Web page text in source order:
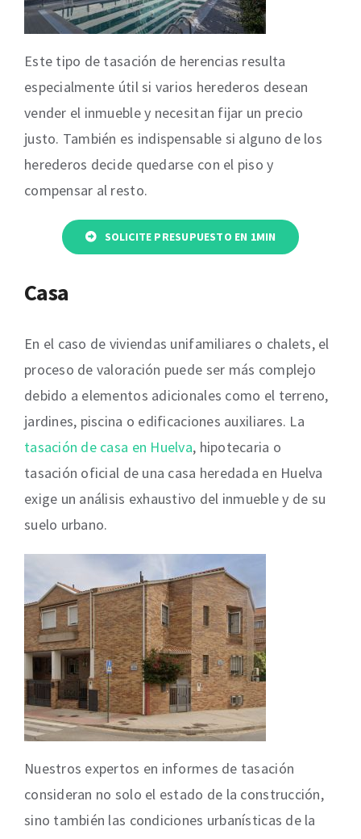
Este tipo de tasación de herencias resulta
especialmente útil si varios herederos desean
vender el inmueble y necesitan fijar un precio
justo. También es indispensable si alguno de los
herederos decide quedarse con el piso y
compensar al resto.
SOLICITE PRESUPUESTO EN 1MIN
Casa
En el caso de viviendas unifamiliares o chalets, el
proceso de valoración puede ser más complejo
debido a elementos adicionales como el terreno,
jardines, piscina o edificaciones auxiliares. La
tasación de casa en Huelva, hipotecaria o
tasación oficial de una casa heredada en Huelva
exige un análisis exhaustivo del inmueble y de su
suelo urbano.
Nuestros expertos en informes de tasación
consideran no solo el estado de la construcción,
sino también las condiciones urbanísticas de la